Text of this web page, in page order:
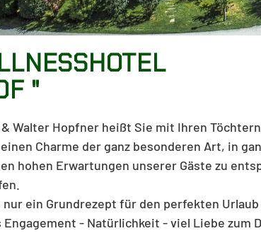
"
Walter Hopfner heißt Sie mit Ihren
Charme der ganz besonderen Art, in
hohen Erwartungen unserer Gäste zu
ein Grundrezept für den perfekten
- Natürlichkeit - viel Liebe